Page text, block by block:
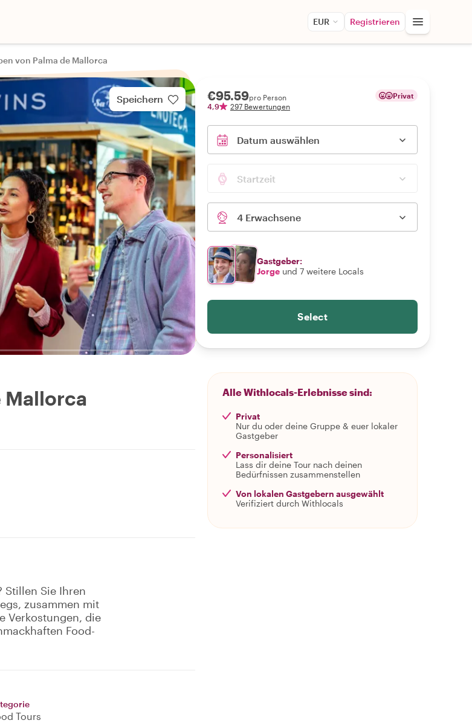
EUR Registrieren
von Palma de Mallorca
Speichern
Mallorca
Stillen Sie Ihren
zusammen mit
Verkostungen, die
Food-
Tours
€95.59pro Person
4,9
297 Bewertungen
Privat
Datum auswählen
Startzeit
4 Erwachsene
Gastgeber:
Jorge und 7 weitere Locals
Select
Alle Withlocals-Erlebnisse sind:
Privat
Nur du oder deine Gruppe & euer lokaler
Gastgeber
Personalisiert
Lass dir deine Tour nach deinen
Bedürfnissen zusammenstellen
Von lokalen Gastgebern ausgewählt
Verifiziert durch Withlocals